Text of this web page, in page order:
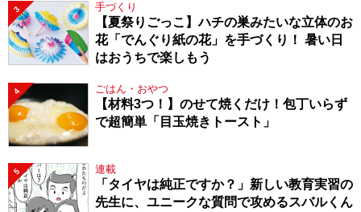
3 手づくり
【夏祭りごっこ】ハチの巣みたいな立体のお
花「でんぐり紙の花」を手づくり！ 暑い日
はおうちで楽しもう
4 ごはん・おやつ
【材料3つ！】のせて焼くだけ！包丁いらず
で超簡単「目玉焼きトースト」
5 連載
「タイヤは純正ですか？」新しい教育実習の
先生に、ユニークな質問で攻めるスバルくん